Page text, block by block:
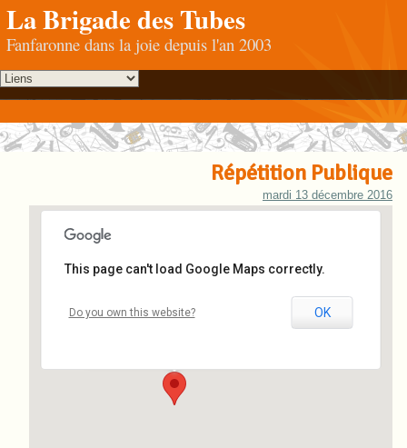
La Brigade des Tubes
Fanfaronne dans la joie depuis l'an 2003
Répétition Publique
mardi 13 décembre 2016
Fort de Mons
This page can't load Google Maps correctly.
Do you own this website? OK